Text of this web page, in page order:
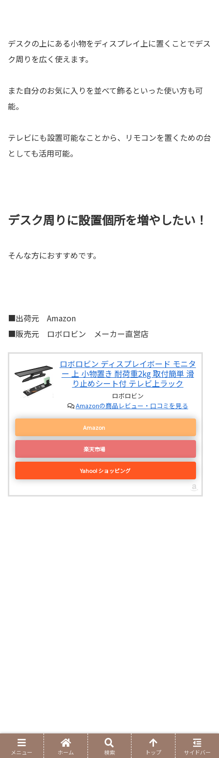
デスクの上にある小物をディスプレイ上に置くことでデス
ク周りを広く使えます。
また自分のお気に入りを並べて飾るといった使い方も可
能。
テレビにも設置可能なことから、リモコンを置くための台
としても活用可能。
デスク周りに設置個所を増やしたい！
そんな方におすすめです。
■出荷元 Amazon
■販売元 ロボロビン メーカー直営店
ロボロビン ディスプレイボード モニタ
ー 上 小物置き 耐荷重2kg 取付簡単 滑
り止めシート付 テレビ上ラック
ロボロビン
Amazonの商品レビュー・口コミを見る
Amazon
楽天市場
Yahoo! ショッピング
メニュー ホーム 検索 トップ サイドバー